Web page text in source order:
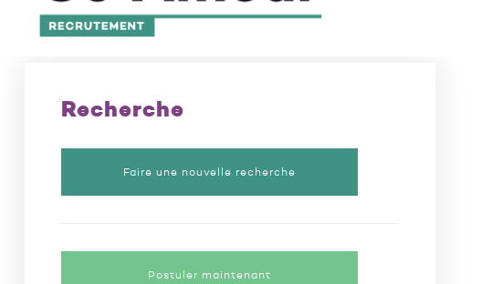
Recherche
Faire une nouvelle recherche
Postuler maintenant